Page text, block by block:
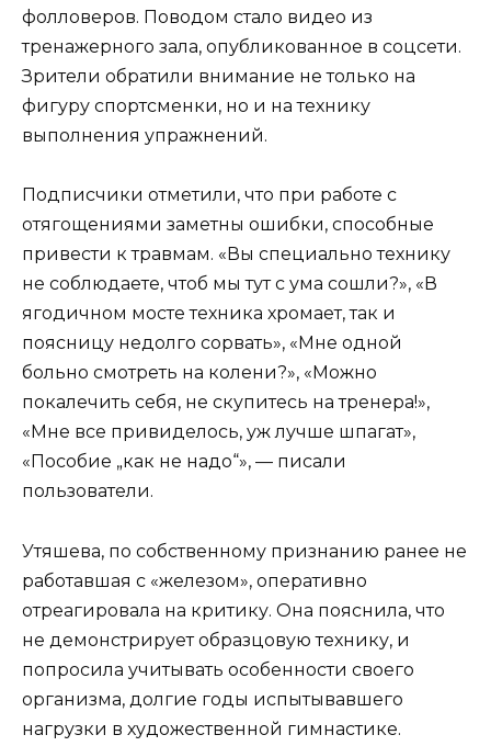
фолловеров. Поводом стало видео из
тренажерного зала, опубликованное в соцсети.
Зрители обратили внимание не только на
фигуру спортсменки, но и на технику
выполнения упражнений.
Подписчики отметили, что при работе с
отягощениями заметны ошибки, способные
привести к травмам. «Вы специально технику
не соблюдаете, чтоб мы тут с ума сошли?», «В
ягодичном мосте техника хромает, так и
поясницу недолго сорвать», «Мне одной
больно смотреть на колени?», «Можно
покалечить себя, не скупитесь на тренера!»,
«Мне все привиделось, уж лучше шпагат»,
«Пособие „как не надо“», — писали
пользователи.
Утяшева, по собственному признанию ранее не
работавшая с «железом», оперативно
отреагировала на критику. Она пояснила, что
не демонстрирует образцовую технику, и
попросила учитывать особенности своего
организма, долгие годы испытывавшего
нагрузки в художественной гимнастике.